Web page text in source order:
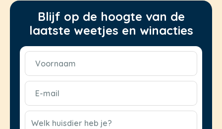
Blijf op de hoogte van de
laatste weetjes en winacties
Voornaam
(Vereist)
E-
mail
(Vereist)
CAPTCHA
Welk huisdier heb je?